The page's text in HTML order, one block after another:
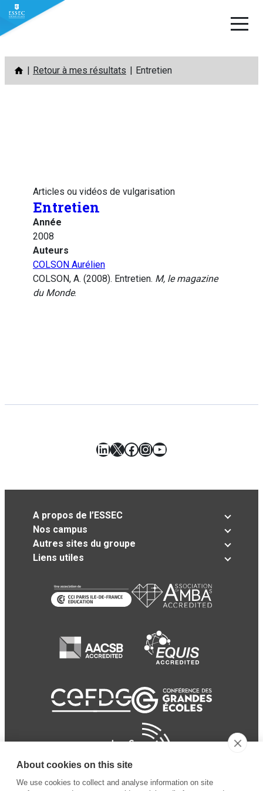
Aller
contenu
Retour à mes résultats Entretien
Articles ou vidéos de vulgarisation
Entretien
Année
2008
Auteurs
COLSON Aurélien
COLSON, A. (2008). Entretien. M, le magazine
du Monde.
LinkedIn
X Facebook
Instagram
YouTube
A propos de l’ESSEC
Nos campus
Autres sites du groupe
Liens utiles
About cookies on this site
We use cookies to collect and analyse information on site